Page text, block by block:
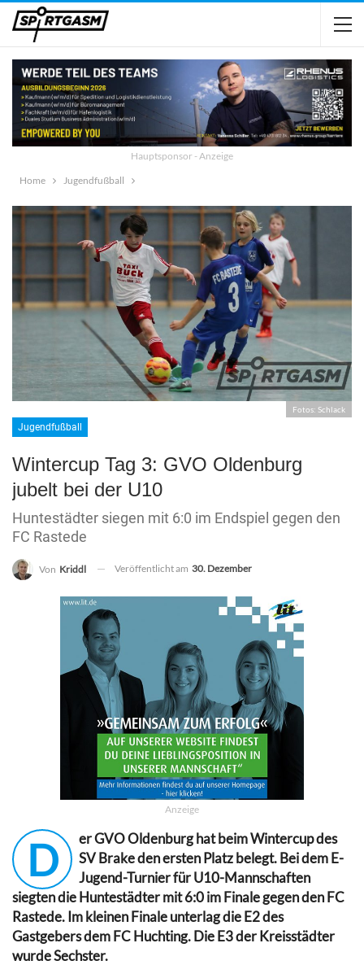
Hauptsponsor - Anzeige
Home
Jugendfußball
Fotos: Schlack
Jugendfußball
Wintercup Tag 3: GVO Oldenburg
jubelt bei der U10
Huntestädter siegen mit 6:0 im Endspiel gegen den
FC Rastede
Von Kriddl Veröffentlicht am 30. Dezember
Anzeige
D
er GVO Oldenburg hat beim Wintercup des
SV Brake den ersten Platz belegt. Bei dem E-
Jugend-Turnier für U10-Mannschaften
siegten die Huntestädter mit 6:0 im Finale gegen den FC
Rastede. Im kleinen Finale unterlag die E2 des
Gastgebers dem FC Huchting. Die E3 der Kreisstädter
wurde Sechster.